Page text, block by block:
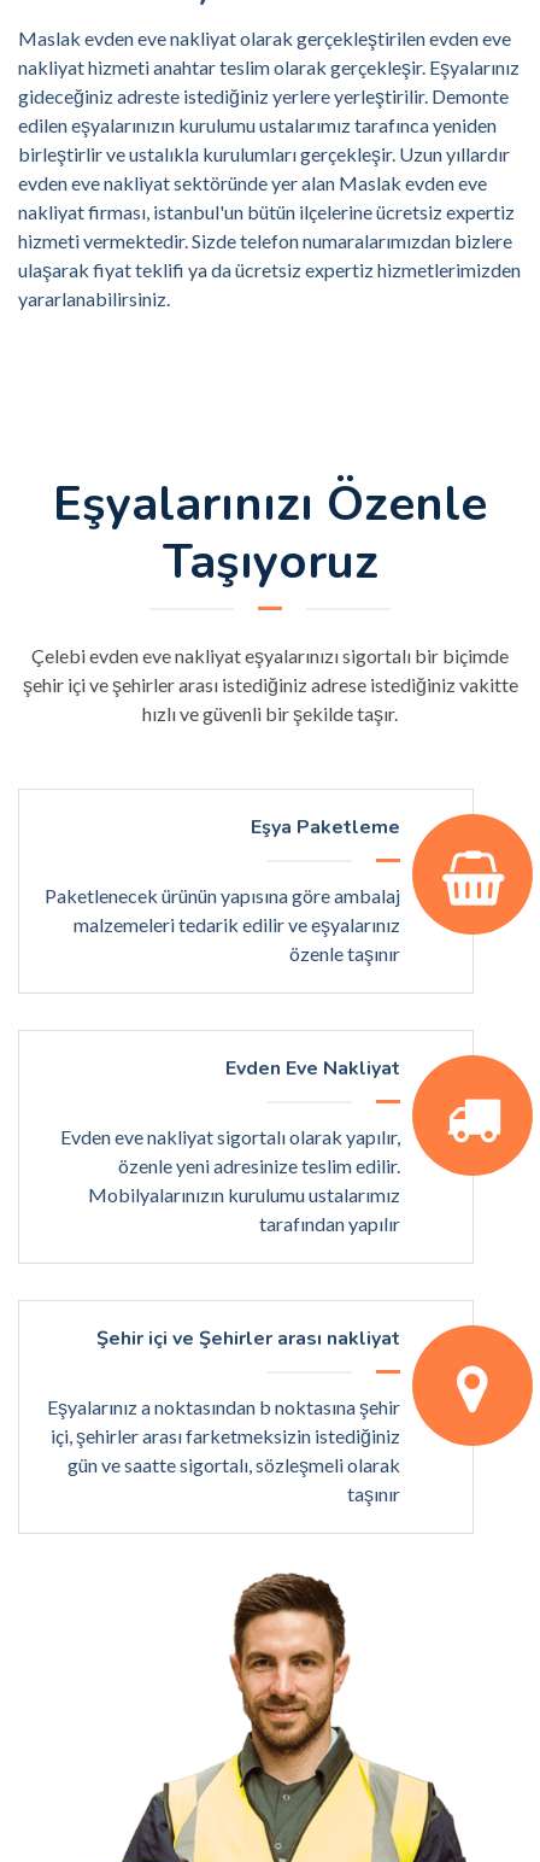
Maslak evden eve nakliyat olarak gerçekleştirilen evden eve
nakliyat hizmeti anahtar teslim olarak gerçekleşir. Eşyalarınız
gideceğiniz adreste istediğiniz yerlere yerleştirilir. Demonte
edilen eşyalarınızın kurulumu ustalarımız tarafınca yeniden
birleştirlir ve ustalıkla kurulumları gerçekleşir. Uzun yıllardır
evden eve nakliyat sektöründe yer alan Maslak evden eve
nakliyat firması, istanbul'un bütün ilçelerine ücretsiz expertiz
hizmeti vermektedir. Sizde telefon numaralarımızdan bizlere
ulaşarak fiyat teklifi ya da ücretsiz expertiz hizmetlerimizden
yararlanabilirsiniz.
Eşyalarınızı Özenle
Taşıyoruz
Çelebi evden eve nakliyat eşyalarınızı sigortalı bir biçimde
şehir içi ve şehirler arası istediğiniz adrese istediğiniz vakitte
hızlı ve güvenli bir şekilde taşır.
Eşya Paketleme
Paketlenecek ürünün yapısına göre ambalaj
malzemeleri tedarik edilir ve eşyalarınız
özenle taşınır
Evden Eve Nakliyat
Evden eve nakliyat sigortalı olarak yapılır,
özenle yeni adresinize teslim edilir.
Mobilyalarınızın kurulumu ustalarımız
tarafından yapılır
Şehir içi ve Şehirler arası nakliyat
Eşyalarınız a noktasından b noktasına şehir
içi, şehirler arası farketmeksizin istediğiniz
gün ve saatte sigortalı, sözleşmeli olarak
taşınır